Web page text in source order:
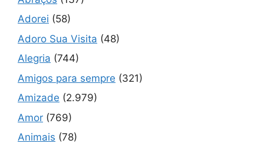
Adorei (58)
Adoro Sua Visita (48)
Alegria (744)
Amigos para sempre (321)
Amizade (2.979)
Amor (769)
Animais (78)